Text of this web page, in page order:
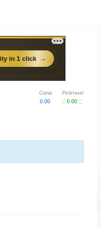
Рейтинг
0.00
Сила
0.00